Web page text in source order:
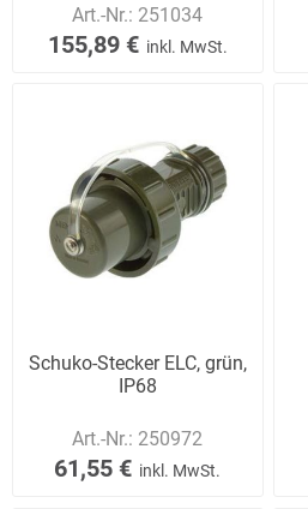
Art.-Nr.: 251034
155,89 € inkl. MwSt.
Schuko-Stecker ELC, grün,
IP68
Art.-Nr.: 250972
61,55 € inkl. MwSt.